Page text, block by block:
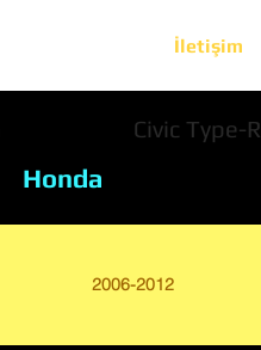
İletişim
Civic Type-R
Honda
2006-2012